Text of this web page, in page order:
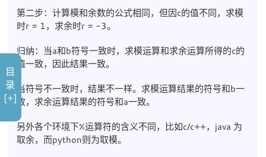
第二步：计算模和余数的公式相同，但因c的值不同，求模
时r = 1，求余时r = -3。
归纳：当a和b符号一致时，求模运算和求余运算所得的c的
值一致，因此结果一致。
当符号不一致时，结果不一样。求模运算结果的符号和b一
致，求余运算结果的符号和a一致。
另外各个环境下%运算符的含义不同，比如c/c++，java 为
取余，而python则为取模。
目
录
[+]